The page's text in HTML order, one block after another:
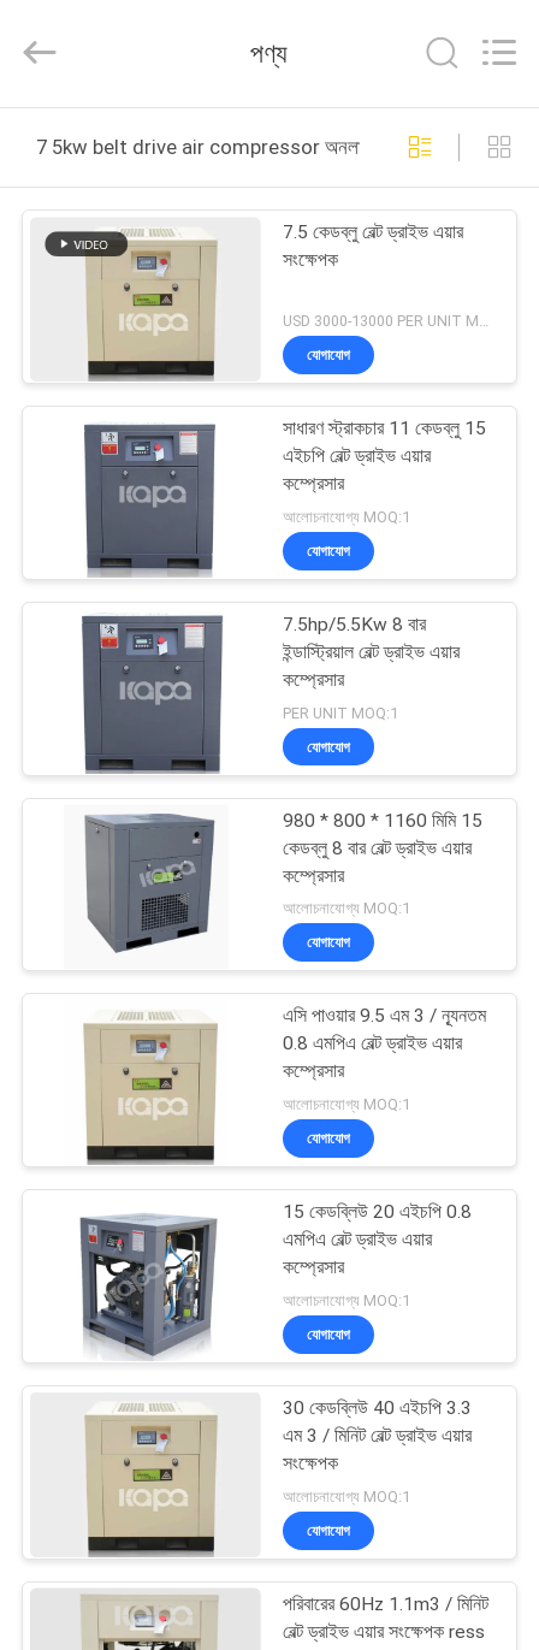
পণ্য
আমাদের
সম্পর্কে
কারখানা
গুণমান
আমাদের
সাথে
যোগাযোগ
সাইট
ম্যাপ
PRIVACY
POLICY
Gas
Technology
Rights
পণ্য
7 5kw belt drive air compressor অনলাইন উত্পাদন
7.5 কেডব্লু বেল্ট ড্রাইভ এয়ার
সংক্ষেপক
USD 3000-13000 PER UNIT MOQ:1
যোগাযোগ
সাধারণ স্ট্রাকচার 11 কেডব্লু 15
এইচপি বেল্ট ড্রাইভ এয়ার
কম্প্রেসার
আলোচনাযোগ্য MOQ:1
যোগাযোগ
7.5hp/5.5Kw 8 বার
ইন্ডাস্ট্রিয়াল বেল্ট ড্রাইভ এয়ার
কম্প্রেসার
PER UNIT MOQ:1
যোগাযোগ
980 * 800 * 1160 মিমি 15
কেডব্লু 8 বার বেল্ট ড্রাইভ এয়ার
কম্প্রেসার
আলোচনাযোগ্য MOQ:1
যোগাযোগ
এসি পাওয়ার 9.5 এম 3 / ন্যূনতম
0.8 এমপিএ বেল্ট ড্রাইভ এয়ার
কম্প্রেসার
আলোচনাযোগ্য MOQ:1
যোগাযোগ
15 কেডব্লিউ 20 এইচপি 0.8
এমপিএ বেল্ট ড্রাইভ এয়ার
কম্প্রেসার
আলোচনাযোগ্য MOQ:1
যোগাযোগ
30 কেডব্লিউ 40 এইচপি 3.3
এম 3 / মিনিট বেল্ট ড্রাইভ এয়ার
সংক্ষেপক
আলোচনাযোগ্য MOQ:1
যোগাযোগ
পরিবারের 60Hz 1.1m3 / মিনিট
বেল্ট ড্রাইভ এয়ার সংক্ষেপক ress